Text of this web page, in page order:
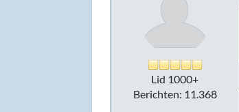
Lid 1000+
Berichten: 11.368